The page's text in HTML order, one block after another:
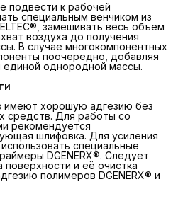
подвести к рабочей
специальным венчиком из
замешивать весь объем
воздуха до получения
В случае многокомпонентных
поочередно, добавляя
единой однородной массы.
имеют хорошую адгезию без
средств. Для работы со
рекомендуется
шлифовка. Для усиления
специальные
DGENERX®. Следует
поверхности и её очистка
полимеров DGENERX® и